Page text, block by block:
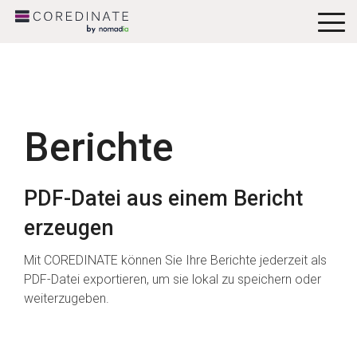
Berichte
PDF-Datei aus einem Bericht
erzeugen
Mit COREDINATE können Sie Ihre Berichte jederzeit als
PDF-Datei exportieren, um sie lokal zu speichern oder
weiterzugeben.